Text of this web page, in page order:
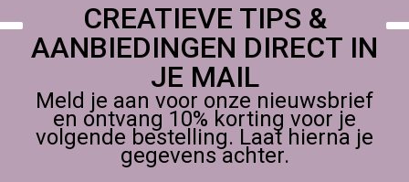
CREATIEVE TIPS &
AANBIEDINGEN DIRECT IN
JE MAIL
Meld je aan voor onze nieuwsbrief
en ontvang 10% korting voor je
volgende bestelling. Laat hierna je
gegevens achter.